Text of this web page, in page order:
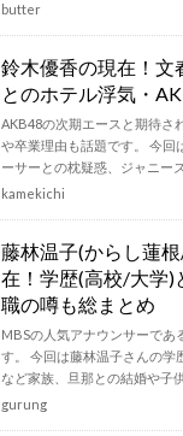
butter
鈴木優香の現在！文
とのホテル浮気・
AKB48の次期エースと期待さ
や卒業理由も話題です。 今回
ーサーとの枕疑惑、ジャニー
kamekichi
藤林温子(からし蓮
在！学歴(高校/大学)
職の噂も総まとめ
MBSの人気アナウンサーであ
す。 今回は藤林温子さんの学
など家族、旦那との結婚や子
gurung